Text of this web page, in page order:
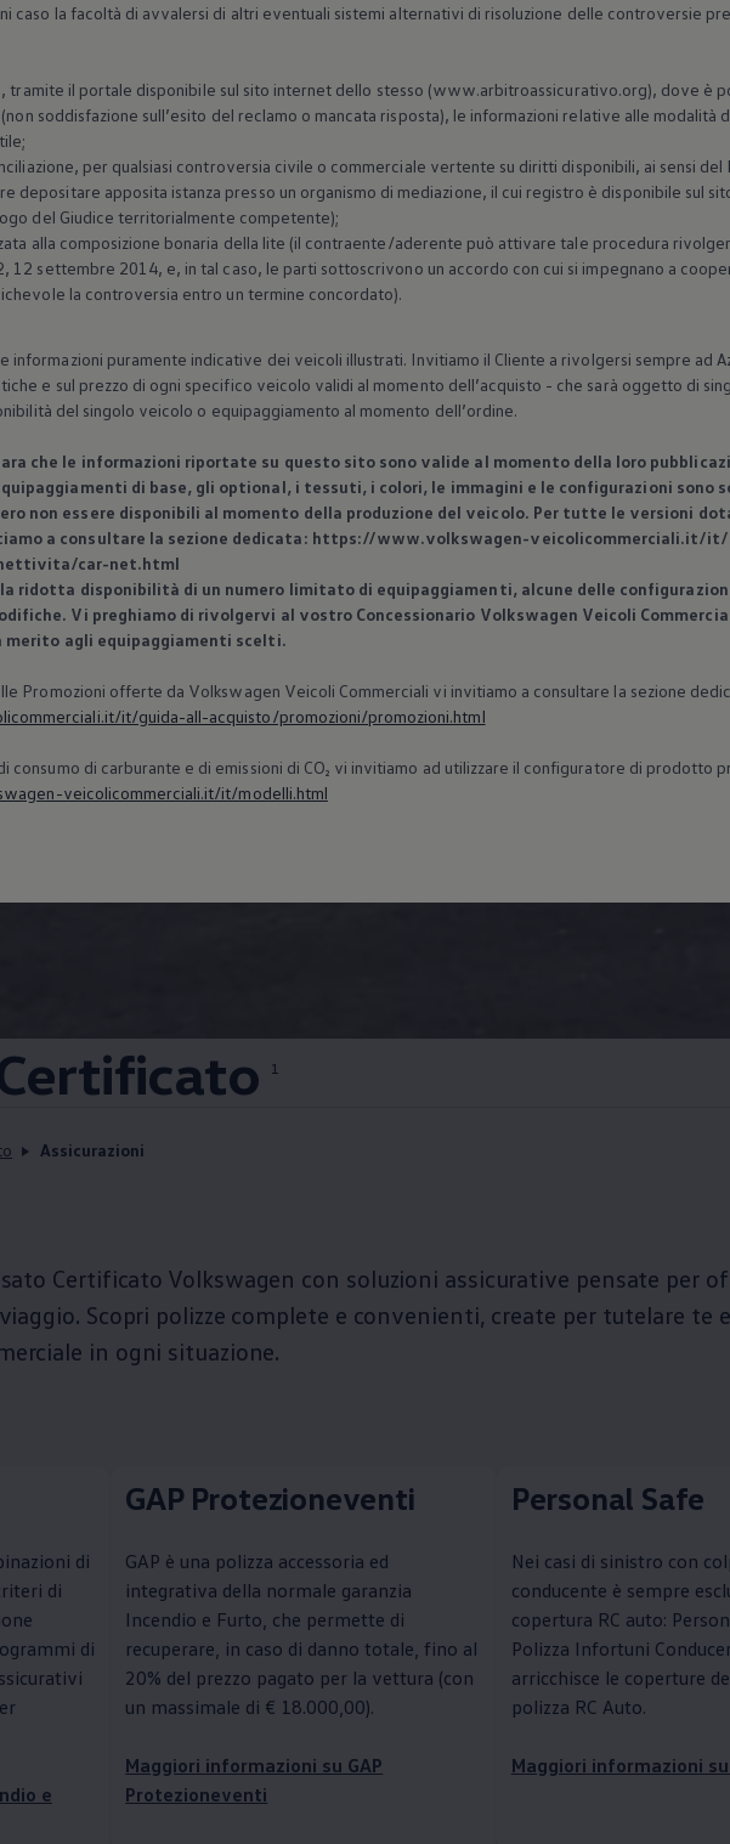
1
Assicurazioni
Certificato Volkswagen con soluzioni assicurative pensate per
Scopri polizze complete e convenienti, create per tutelare te
in ogni situazione.
di
di
di
e
GAP Protezioneventi
GAP è una polizza accessoria ed
integrativa della normale garanzia
Incendio e Furto, che permette di
recuperare, in caso di danno totale, fino al
20% del prezzo pagato per la vettura (con
un massimale di € 18.000,00).
Maggiori informazioni su GAP
Protezioneventi
Personal Safe
Nei casi di sinistro con
conducente è sempre
copertura RC auto:
Polizza Infortuni
arricchisce le coperture
polizza RC Auto.
Maggiori informazioni
caso la facoltà di avvalersi di altri eventuali sistemi alternativi di risoluzione delle controversie
tramite il portale disponibile sul sito internet dello stesso (www.arbitroassicurativo.org), dove è
soddisfazione sull’esito del reclamo o mancata risposta), le informazioni relative alle modalità
per qualsiasi controversia civile o commerciale vertente su diritti disponibili, ai sensi del
depositare apposita istanza presso un organismo di mediazione, il cui registro è disponibile sul
del Giudice territorialmente competente);
alla composizione bonaria della lite (il contraente/aderente può attivare tale procedura
12 settembre 2014, e, in tal caso, le parti sottoscrivono un accordo con cui si impegnano a
la controversia entro un termine concordato).
informazioni puramente indicative dei veicoli illustrati. Invitiamo il Cliente a rivolgersi sempre ad
e sul prezzo di ogni specifico veicolo validi al momento dell’acquisto - che sarà oggetto di
del singolo veicolo o equipaggiamento al momento dell’ordine.
che le informazioni riportate su questo sito sono valide al momento della loro
di base, gli optional, i tessuti, i colori, le immagini e le configurazioni sono
non essere disponibili al momento della produzione del veicolo. Per tutte le versioni
a consultare la sezione dedicata: https://www.volkswagen-veicolicommerciali.it/
car-net.html
ridotta disponibilità di un numero limitato di equipaggiamenti, alcune delle
Vi preghiamo di rivolgervi al vostro Concessionario Volkswagen Veicoli
merito agli equipaggiamenti scelti.
Promozioni offerte da Volkswagen Veicoli Commerciali vi invitiamo a consultare la sezione
it/guida-all-acquisto/promozioni/promozioni.html
consumo di carburante e di emissioni di CO₂ vi invitiamo ad utilizzare il configuratore di prodotto
veicolicommerciali.it/it/modelli.html